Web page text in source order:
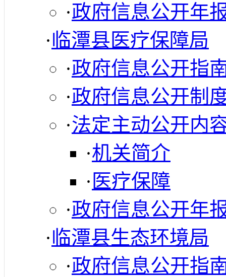
·政府信息公开年
·临潭县医疗保障局
·政府信息公开指
·政府信息公开制
·法定主动公开内
·机关简介
· 医疗保障
·政府信息公开年
·临潭县生态环境局
·政府信息公开指